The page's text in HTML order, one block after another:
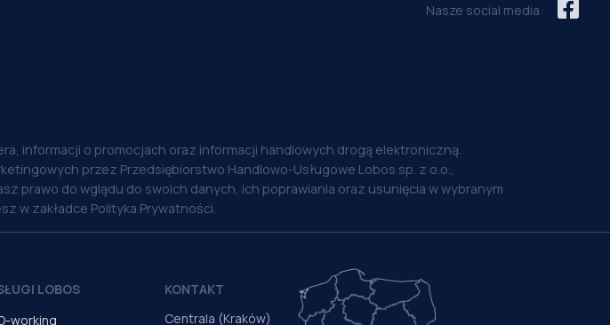
Nasze social media:
informacji o promocjach oraz informacji handlowych drogą elektroniczną.
przez Przedsiębiorstwo Handlowo-Usługowe Lobos sp. z o.o.,
prawo do wglądu do swoich danych, ich poprawiania oraz usunięcia w wybranym
w zakładce Polityka Prywatności.
LOBOS
working
KONTAKT
Centrala (Kraków)